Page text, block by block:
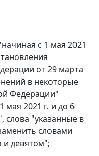
с 1 мая 2021
от 29 марта
в некоторые
Федерации"
мая 2021 г. и до 6
слова "указанные в
словами
и девятом";